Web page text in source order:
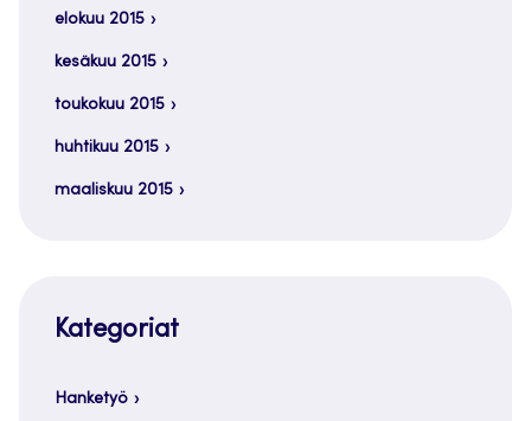
elokuu 2015
kesäkuu 2015
toukokuu 2015
huhtikuu 2015
maaliskuu 2015
Kategoriat
Hanketyö